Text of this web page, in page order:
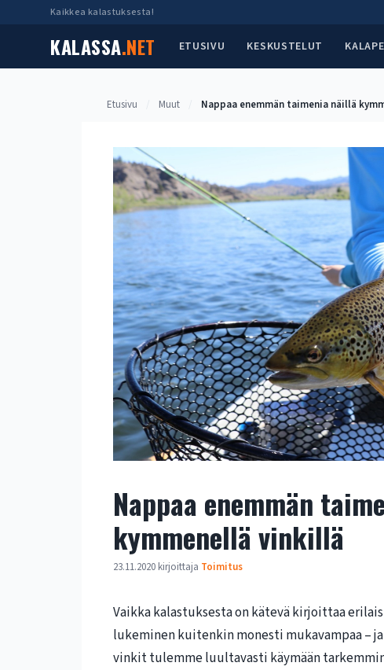
Kaikkea kalastuksesta!
KALASSA.NET ETUSIVU KESKUSTELUT
Etusivu Muut Nappaa enemmän taimenia näillä
Nappaa enemmän
kymmenellä vinkillä
23.11.2020 kirjoittaja Toimitus
Vaikka kalastuksesta on kätevä kirjoittaa
lukeminen kuitenkin monesti mukavampaa –
vinkit tulemme luultavasti käymään